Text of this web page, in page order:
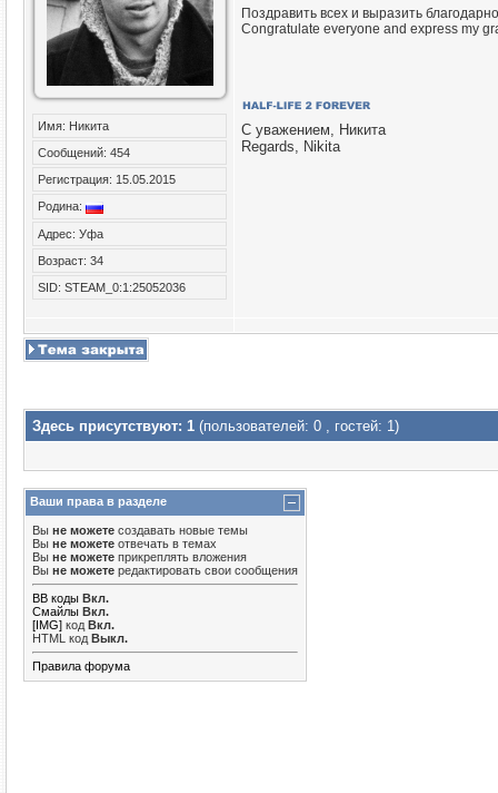
Имя: Никита
Сообщений: 454
Регистрация: 15.05.2015
Родина:
Адрес: Уфа
Возраст: 34
SID: STEAM_0:1:25052036
Поздравить всех и выразить
Congratulate everyone and express my
С уважением, Никита
Regards, Nikita
Здесь присутствуют: 1 (пользователей: 0 , гостей: 1)
Ваши права в разделе
Вы не можете создавать новые темы
Вы не можете отвечать в темах
Вы не можете прикреплять вложения
Вы не можете редактировать свои сообщения
BB коды Вкл.
Смайлы Вкл.
[IMG] код Вкл.
HTML код Выкл.
Правила форума